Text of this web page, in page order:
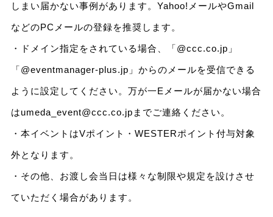
しまい届かない事例があります。Yahoo!メールやGmail
などのPCメールの登録を推奨します。
・ドメイン指定をされている場合、「@ccc.co.jp」
「@eventmanager-plus.jp」からのメールを受信できる
ように設定してください。万が一Eメールが届かない場合
はumeda_event@ccc.co.jpまでご連絡ください。
・本イベントはVポイント・WESTERポイント付与対象
外となります。
・その他、お渡し会当日は様々な制限や規定を設けさせ
ていただく場合があります。